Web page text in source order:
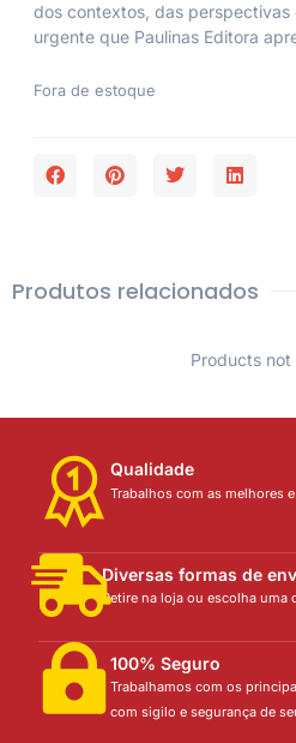
dos contextos, das perspectivas
urgente que Paulinas Editora
Fora de estoque
Produtos relacionados
Products not
Qualidade
Trabalhos com as melhores
Diversas formas de
Retire na loja ou escolha
100% Seguro
Trabalhamos com os
com sigilo e segurança de